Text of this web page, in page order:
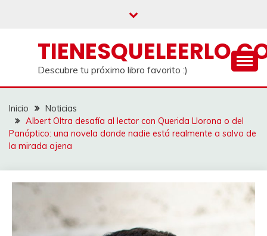
Descubre tu próximo libro favorito :)
Inicio
Noticias
Albert Oltra desafía al lector con Querida Llorona o del
Panóptico: una novela donde nadie está realmente a salvo de
la mirada ajena